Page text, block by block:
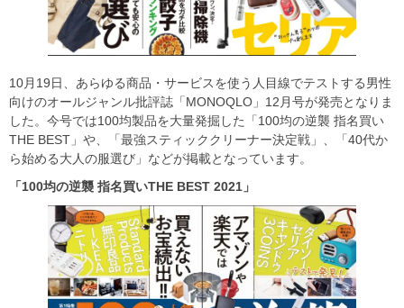
10月19日、あらゆる商品・サービスを使う人目線でテストする男性
向けのオールジャンル批評誌「MONOQLO」12月号が発売となりま
した。今号では100均製品を大量発掘した「100均の逆襲 指名買い
THE BEST」や、「最強スティッククリーナー決定戦」、「40代か
ら始める大人の服選び」などが掲載となっています。
「100均の逆襲 指名買いTHE BEST 2021 」